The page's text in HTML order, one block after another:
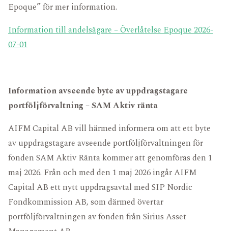
Epoque” för mer information.
Information till andelsägare – Överlåtelse Epoque 2026-
07-01
Information avseende byte av uppdragstagare
portföljförvaltning – SAM Aktiv ränta
AIFM Capital AB vill härmed informera om att ett byte
av uppdragstagare avseende portföljförvaltningen för
fonden SAM Aktiv Ränta kommer att genomföras den 1
maj 2026. Från och med den 1 maj 2026 ingår AIFM
Capital AB ett nytt uppdragsavtal med SIP Nordic
Fondkommission AB, som därmed övertar
portföljförvaltningen av fonden från Sirius Asset